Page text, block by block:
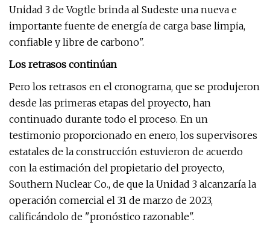
Unidad 3 de Vogtle brinda al Sudeste una nueva e
importante fuente de energía de carga base limpia,
confiable y libre de carbono".
Los retrasos continúan
Pero los retrasos en el cronograma, que se produjeron
desde las primeras etapas del proyecto, han
continuado durante todo el proceso. En un
testimonio proporcionado en enero, los supervisores
estatales de la construcción estuvieron de acuerdo
con la estimación del propietario del proyecto,
Southern Nuclear Co., de que la Unidad 3 alcanzaría la
operación comercial el 31 de marzo de 2023,
calificándolo de "pronóstico razonable".